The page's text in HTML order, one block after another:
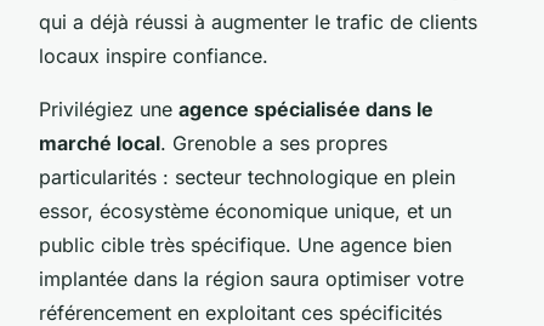
qui a déjà réussi à augmenter le trafic de clients
locaux inspire confiance.
Privilégiez une agence spécialisée dans le
marché local. Grenoble a ses propres
particularités : secteur technologique en plein
essor, écosystème économique unique, et un
public cible très spécifique. Une agence bien
implantée dans la région saura optimiser votre
référencement en exploitant ces spécificités